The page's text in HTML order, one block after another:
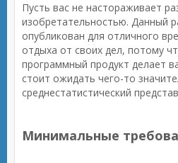
Пусть вас не настораживает
изобретательностью. Данный
опубликован для отличного
отдыха от своих дел, потому
программный продукт делает
стоит ожидать чего-то
среднестатистический
Минимальные